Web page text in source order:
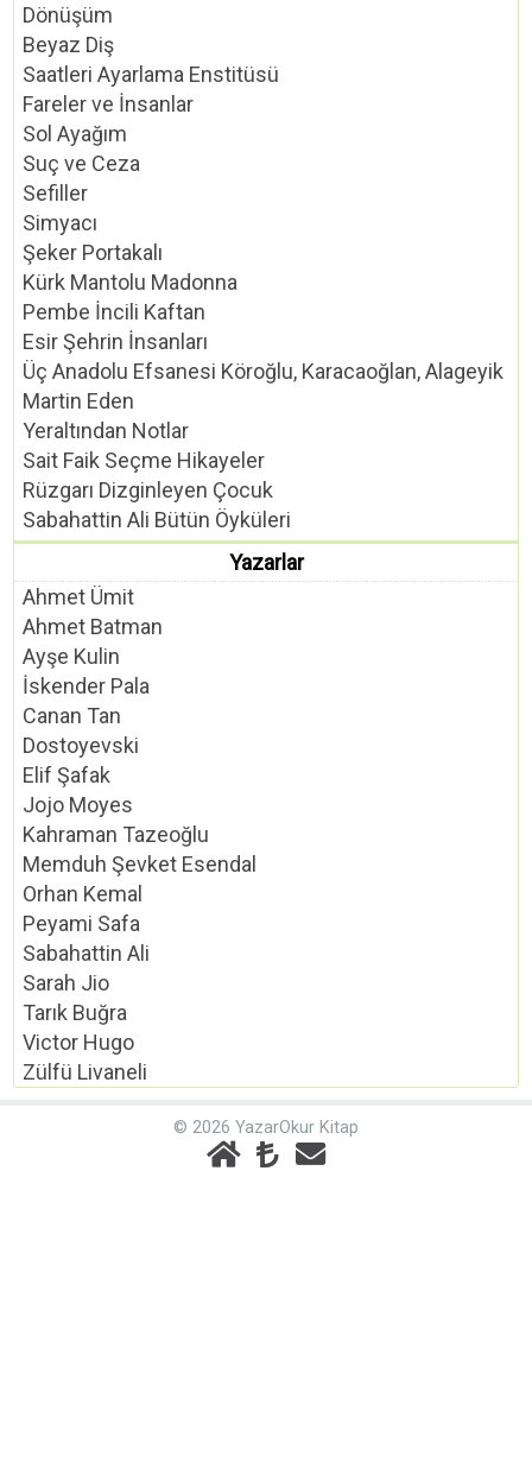
Dönüşüm
Beyaz Diş
Saatleri Ayarlama Enstitüsü
Fareler ve İnsanlar
Sol Ayağım
Suç ve Ceza
Sefiller
Simyacı
Şeker Portakalı
Kürk Mantolu Madonna
Pembe İncili Kaftan
Esir Şehrin İnsanları
Üç Anadolu Efsanesi Köroğlu, Karacaoğlan, Alageyik
Martin Eden
Yeraltından Notlar
Sait Faik Seçme Hikayeler
Rüzgarı Dizginleyen Çocuk
Sabahattin Ali Bütün Öyküleri
Yazarlar
Ahmet Ümit
Ahmet Batman
Ayşe Kulin
İskender Pala
Canan Tan
Dostoyevski
Elif Şafak
Jojo Moyes
Kahraman Tazeoğlu
Memduh Şevket Esendal
Orhan Kemal
Peyami Safa
Sabahattin Ali
Sarah Jio
Tarık Buğra
Victor Hugo
Zülfü Livaneli
© 2026 YazarOkur Kitap